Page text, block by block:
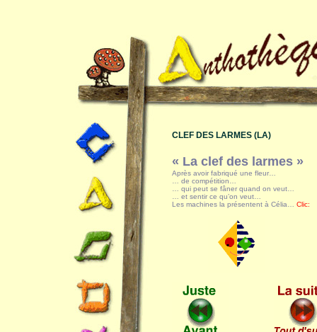
CLEF DES LARMES (LA)
« La clef des larmes »
Après avoir fabriqué une fleur…
… de compétition…
… qui peut se fâner quand on veut…
… et sentir ce qu’on veut…
Les machines la présentent à Célia… Clic: